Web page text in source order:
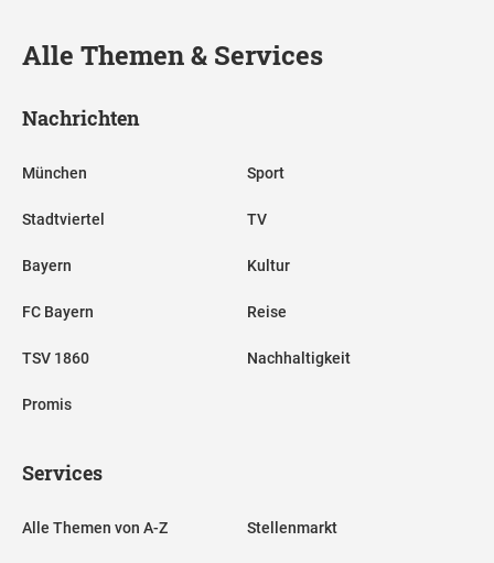
Alle Themen & Services
Nachrichten
München
Stadtviertel
Bayern
FC Bayern
TSV 1860
Promis
Sport
TV
Kultur
Reise
Nachhaltigkeit
Services
Alle Themen von A-Z Stellenmarkt